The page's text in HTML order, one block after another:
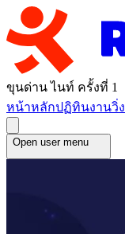
ขุนด่าน ไนท์ ครั้งที่ 1
หน้าหลักปฏิทินงานวิ่ง
Open user menu